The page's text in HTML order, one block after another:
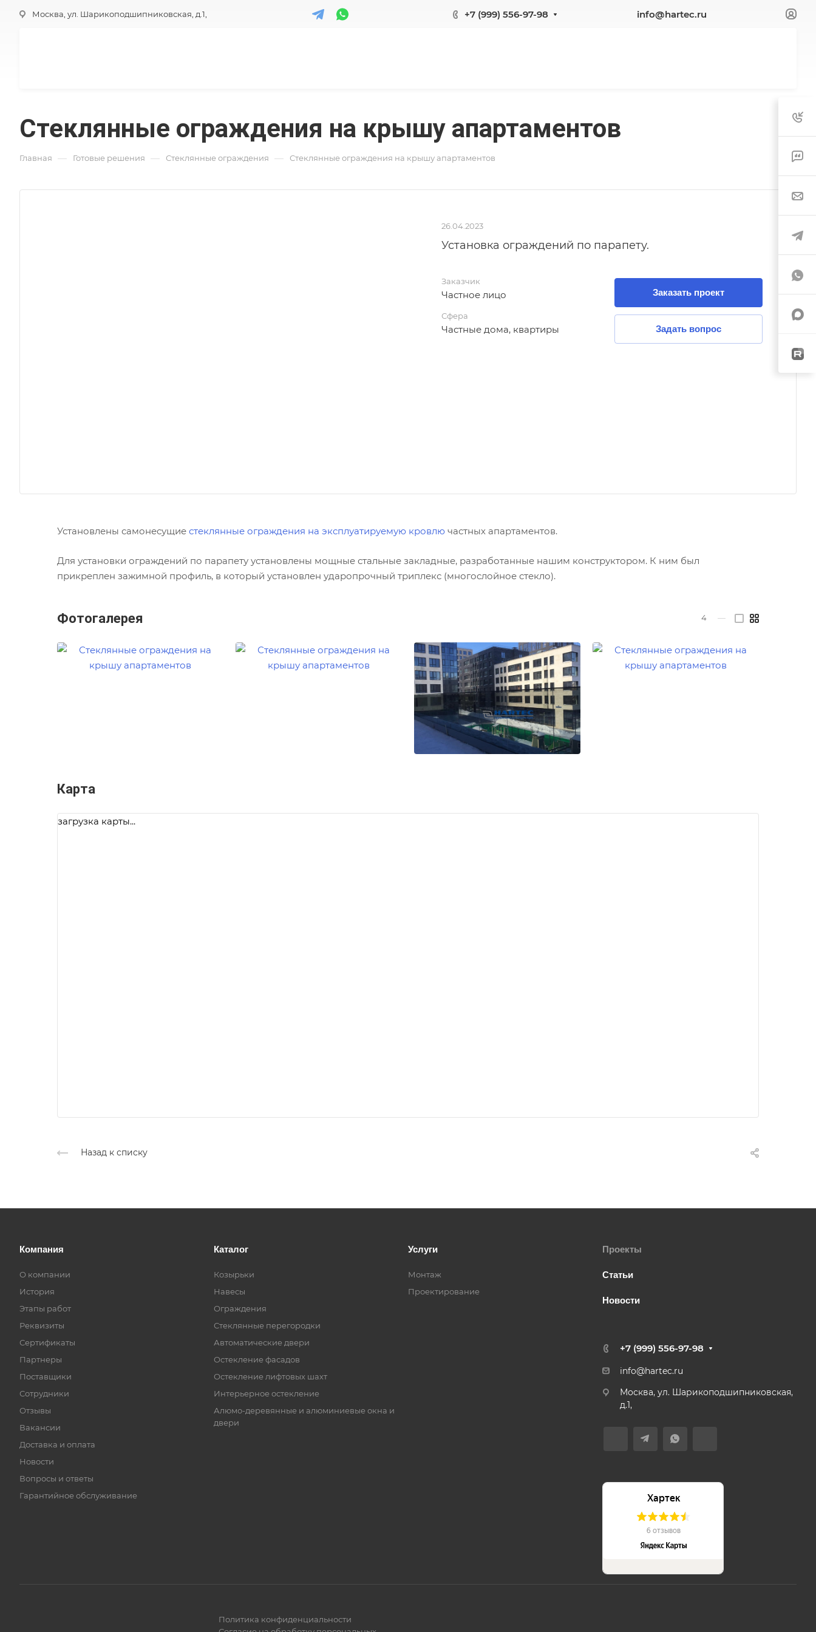
Москва, ул. Шарикоподшипниковская, д.1, +7 (999) 556-97-98 info@hartec.ru
Стеклянные ограждения на крышу апартаментов
Главная — Готовые решения — Стеклянные ограждения — Стеклянные ограждения на крышу апартаментов
26.04.2023
Установка ограждений по парапету.
Заказчик
Частное лицо
Сфера
Частные дома, квартиры
Заказать проект
Задать вопрос
Установлены самонесущие стеклянные ограждения на эксплуатируемую кровлю частных апартаментов.
Для установки ограждений по парапету установлены мощные стальные закладные, разработанные нашим конструктором. К ним был
прикреплен зажимной профиль, в который установлен ударопрочный триплекс (многослойное стекло).
Фотогалерея 4 —
Карта
загрузка карты...
Назад к списку
Компания
О компании
История
Этапы работ
Реквизиты
Сертификаты
Партнеры
Поставщики
Сотрудники
Отзывы
Вакансии
Доставка и оплата
Новости
Вопросы и ответы
Гарантийное обслуживание
Каталог
Козырьки
Навесы
Ограждения
Стеклянные перегородки
Автоматические двери
Остекление фасадов
Остекление лифтовых шахт
Интерьерное остекление
Алюмо-деревянные и алюминиевые окна и
двери
Услуги
Монтаж
Проектирование
Проекты
Статьи
Новости
+7 (999) 556-97-98
info@hartec.ru
Москва, ул. Шарикоподшипниковская,
д.1,
Политика конфиденциальности